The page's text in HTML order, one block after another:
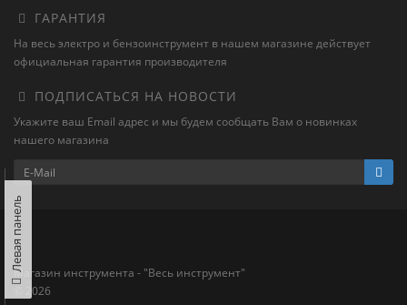
ГАРАНТИЯ
На весь электро и бензоинструмент в нашем магазине действует
официальная гарантия производителя
ПОДПИСАТЬСЯ НА НОВОСТИ
Укажите ваш Email адрес и мы будем сообщать Вам о новинках
нашего магазина
Магазин инструмента - "Весь инструмент"
© 2026
Левая панель